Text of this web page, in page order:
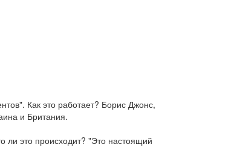
Как это работает? Борис Джонс,
и Британия.
ли это происходит? "Это настоящий